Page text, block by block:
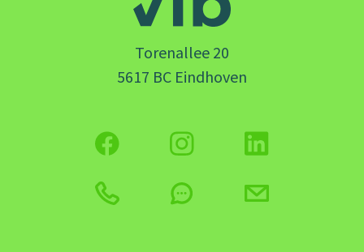
Torenallee 20
5617 BC Eindhoven